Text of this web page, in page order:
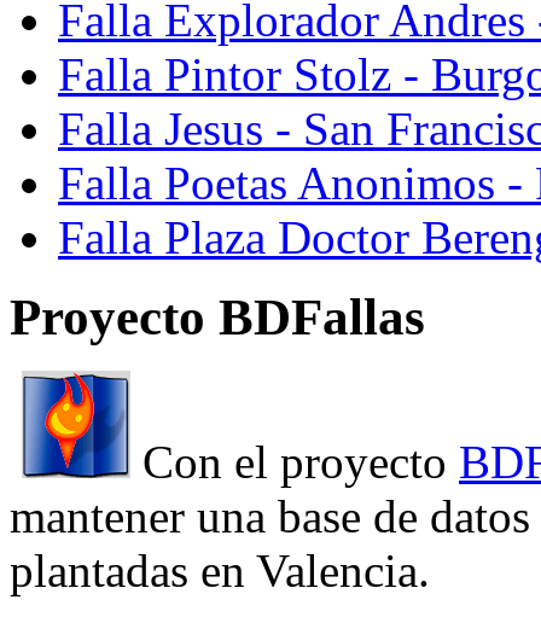
Falla Explorador Andres
Falla Pintor Stolz -
Falla Jesus - San
Falla Poetas Anonimos
Falla Plaza Doctor
Proyecto BDFallas
Con el proyecto
mantener una base de
plantadas en Valencia.